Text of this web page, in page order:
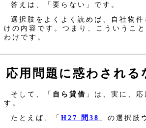
答えは、「要らない」です。
選択肢をよくよく読めば、自社物
けの内容です。つまり、こういうこと
わけです。
応用問題に惑わされる
そして、「 自ら貸借 」は、実に、
す。
たとえば、「H27 問38 」の選択肢